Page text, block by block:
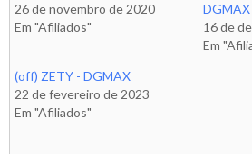
26 de novembro de 2020
Em "Afiliados"
DGMAX
16 de
Em
(off) ZETY - DGMAX
22 de fevereiro de 2023
Em "Afiliados"